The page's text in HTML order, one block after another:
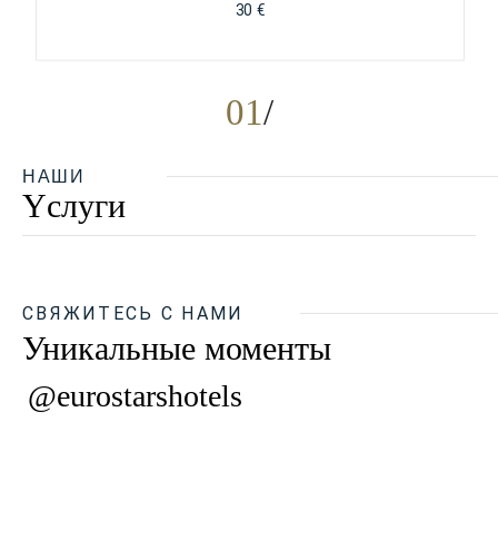
01
30 €
НАШИ
Yслуги
СВЯЖИТЕСЬ С НАМИ
Уникальные моменты
@eurostarshotels